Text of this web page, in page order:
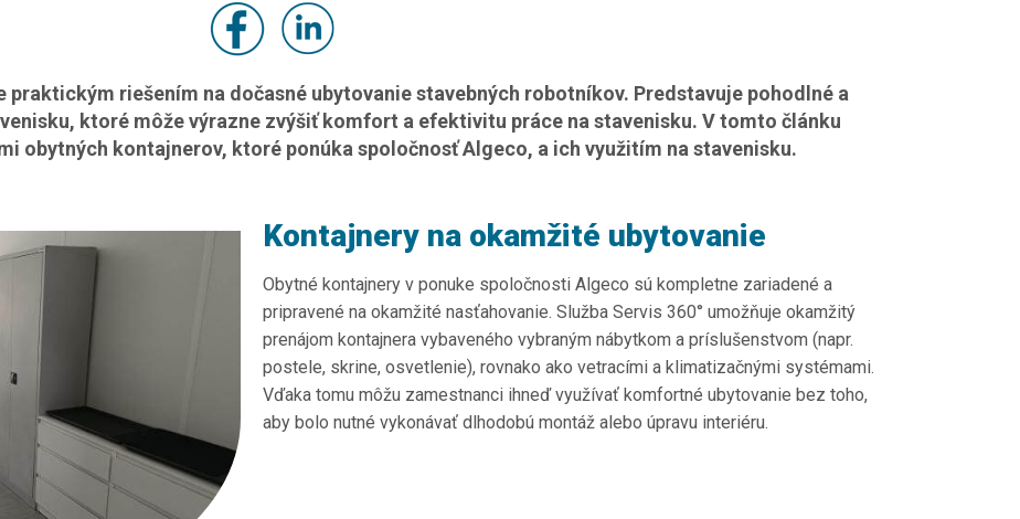
praktickým riešením na dočasné ubytovanie stavebných robotníkov. Predstavuje pohodlné a
ktoré môže výrazne zvýšiť komfort a efektivitu práce na stavenisku. V tomto článku
obytných kontajnerov, ktoré ponúka spoločnosť Algeco, a ich využitím na stavenisku.
Kontajnery na okamžité ubytovanie
Obytné kontajnery v ponuke spoločnosti Algeco sú kompletne zariadené a
pripravené na okamžité nasťahovanie. Služba Servis 360° umožňuje okamžitý
prenájom kontajnera vybaveného vybraným nábytkom a príslušenstvom (napr.
postele, skrine, osvetlenie), rovnako ako vetracími a klimatizačnými systémami.
Vďaka tomu môžu zamestnanci ihneď využívať komfortné ubytovanie bez toho,
aby bolo nutné vykonávať dlhodobú montáž alebo úpravu interiéru.